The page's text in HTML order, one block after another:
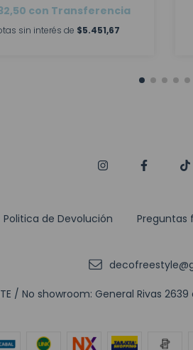
con Transferencia
sin interés de $5.451,67
Politica de Devolución Preguntas
/ No showroom: General Rivas